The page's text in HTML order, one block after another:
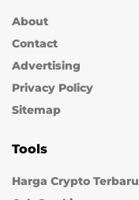
About
Contact
Advertising
Privacy Policy
Sitemap
Tools
Harga Crypto Terbaru